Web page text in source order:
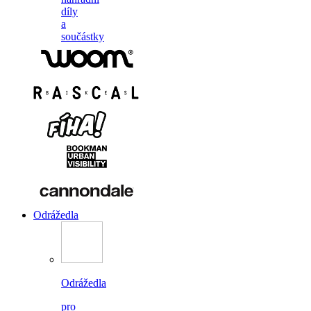
díly
a
součástky
Odrážedla
Odrážedla
pro